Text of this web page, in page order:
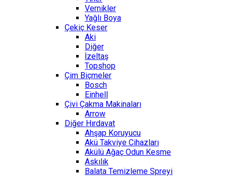
Vernikler
Yağlı Boya
Çekiç Keser
Aki
Diğer
İzeltaş
Topshop
Çim Biçmeler
Bosch
Einhell
Çivi Çakma Makinaları
Arrow
Diğer Hırdavat
Ahşap Koruyucu
Akü Takviye Cihazları
Akülü Ağaç Odun Kesme
Askılık
Balata Temizleme Spreyi